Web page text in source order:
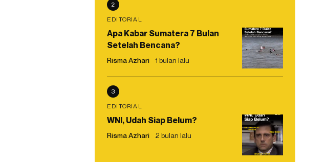
2
EDITORIAL
Apa Kabar Sumatera 7 Bulan
Setelah Bencana?
Risma Azhari 1 bulan lalu
3
EDITORIAL
WNI, Udah Siap Belum?
Risma Azhari 2 bulan lalu